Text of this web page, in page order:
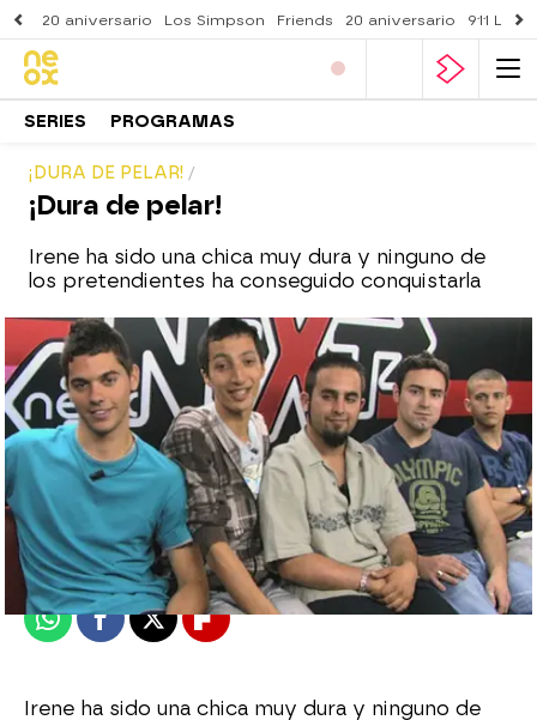
20 aniversario Los Simpson Friends 20 aniversario 911
SERIES PROGRAMAS
¡DURA DE PELAR!
¡Dura de pelar!
Irene ha sido una chica muy dura y ninguno de
los pretendientes ha conseguido conquistarla
neox
Publicado:25 de junio de 2010, 19:21
WhatsappFacebook
X Flipboard
Irene ha sido una chica muy dura y ninguno de